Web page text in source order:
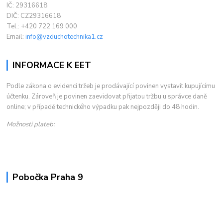
IČ: 29316618
DIČ: CZ29316618
Tel.: +420 722 169 000
Email:info@vzduchotechnika1.cz
INFORMACE K EET
Podle zákona o evidenci tržeb je prodávající povinen vystavit kupujícímu
účtenku. Zároveň je povinen zaevidovat přijatou tržbu u správce daně
online; v případě technického výpadku pak nejpozději do 48 hodin.
Možnosti plateb:
Pobočka Praha 9